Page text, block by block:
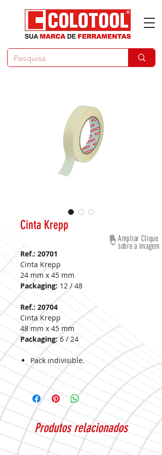
Cinta Krepp
Ref.: 20701
Cinta Krepp
24 mm x 45 mm
Packaging: 12 / 48
Ref.: 20704
Cinta Krepp
48 mm x 45 mm
Packaging:6 / 24
Pack indivisible.
Ampliar Clique
sobre a imagem
Produtos relacionados